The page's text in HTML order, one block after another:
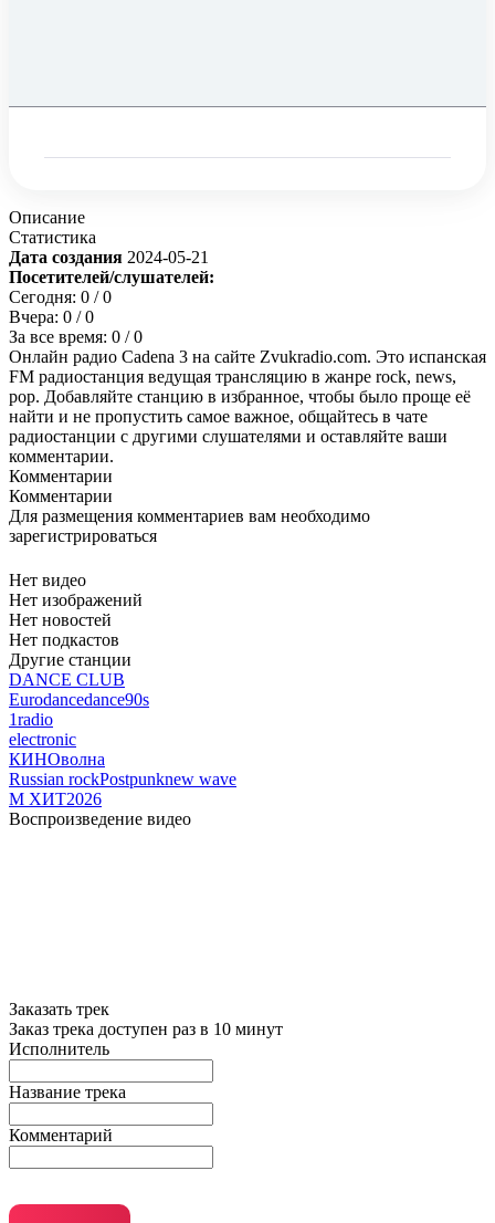
Описание
Статистика
Дата создания 2024-05-21
Посетителей/слушателей:
Сегодня: 0 / 0
Вчера: 0 / 0
За все время: 0 / 0
Онлайн радио Cadena 3 на сайте Zvukradio.com. Это испанская
FM радиостанция ведущая трансляцию в жанре rock, news,
pop. Добавляйте станцию в избранное, чтобы было проще её
найти и не пропустить самое важное, общайтесь в чате
радиостанции с другими слушателями и оставляйте ваши
комментарии.
Комментарии
Комментарии
Для размещения комментариев вам необходимо
зарегистрироваться
Нет видео
Нет изображений
Нет новостей
Нет подкастов
Другие станции
DANCE CLUB
Eurodancedance90s
1radio
electronic
КИНОволна
Russian rockPostpunknew wave
М ХИТ2026
Воспроизведение видео
Заказать трек
Заказ трека доступен раз в 10 минут
Исполнитель
Название трека
Комментарий